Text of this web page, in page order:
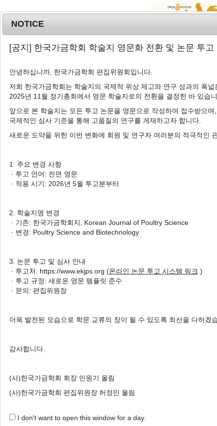
T
o
e
n
a
MENU
Advanced Search List
Author: Dong-Gyung Jeon
3 Articles are founded.
and Immune Parameters, Digestive
Enzyme Activity, Fecal Microbial
복합생균제가 육계의 생산성, 혈
액생화학성분과 면역지표, 소화효소 활성도, 분중 미생물
및 유해가스 발생에 미치는 영향
Surk Jang
Korean J. Poult. Sci. 2020;47(3):169-180.
HTML PDF PubReader
Supplements on the Antioxidant
NOTICE
[공지] 한국가금학회 학술지 영문화 전환 및 논문 투고
안녕하십니까, 한국가금학회 편집위원회입니다.
저희 한국가금학회는 학술지의 국제적 위상 제고와 연구 성과의 폭넓
2025년 11월 정기총회에서 영문 학술지로의 전환을 결정한 바 있습
앞으로 본 학술지는 모든 투고 논문을 영문으로 작성하여 접수받으며,
국제적인 심사 기준을 통해 고품질의 연구를 게재하고자 합니다.
새로운 도약을 위한 이번 변화에 회원 및 연구자 여러분의 적극적인
1. 주요 변경 사항
· 투고 언어: 전면 영문
· 적용 시기: 2026년 5월 투고분부터
2. 학술지명 변경
· 기존: 한국가금학회지, Korean Journal of Poultry Science
· 변경: Poultry Science and Biotechnology
3. 논문 투고 및 심사 안내
· 투고처: https://www.ekjps.org (온라인 논문 투고 시스템 링크 )
· 투고 규정: 새로운 영문 템플릿 준수
· 문의: 편집위원장
더욱 발전된 모습으로 학문 교류의 장이 될 수 있도록 최선을 다하겠
감사합니다.
(사)한국가금학회 회장 민원기 올림
(사)한국가금학회 편집위원장 허정민 올림
I don't want to open this window for a day.